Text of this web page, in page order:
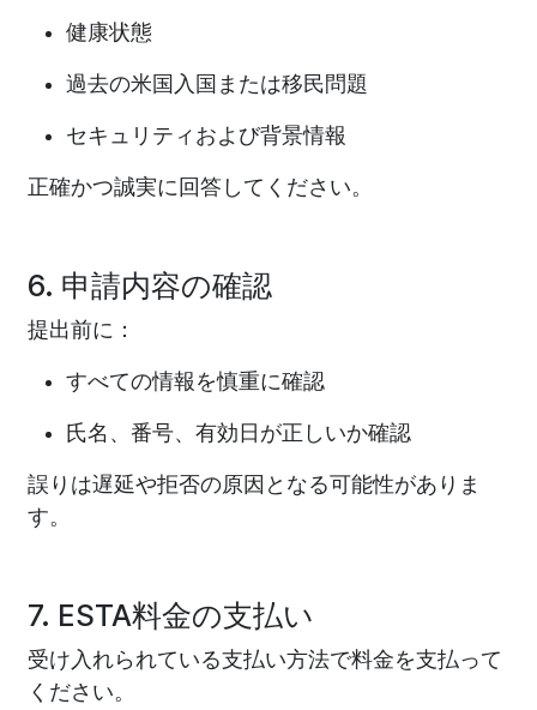
健康状態
過去の米国入国または移民問題
セキュリティおよび背景情報
正確かつ誠実に回答してください。
6. 申請内容の確認
提出前に：
すべての情報を慎重に確認
氏名、番号、有効日が正しいか確認
誤りは遅延や拒否の原因となる可能性がありま
す。
7. ESTA料金の支払い
受け入れられている支払い方法で料金を支払って
ください。